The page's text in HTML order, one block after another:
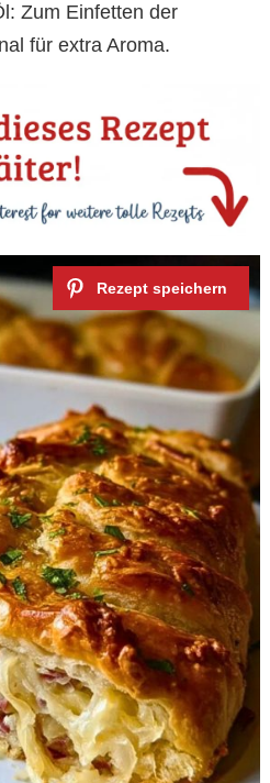
Zum Einfetten der
für extra Aroma.